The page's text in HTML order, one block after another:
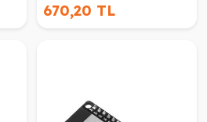
670,20 TL